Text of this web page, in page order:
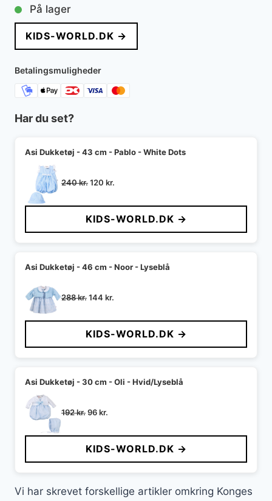
På lager
KIDS-WORLD.DK →
Betalingsmuligheder
Har du set?
Asi Dukketøj - 43 cm - Pablo - White Dots
240kr.Den
pris
var:
240 kr..
120 kr.
pris
er:
120 kr..
KIDS-WORLD.DK →
Asi Dukketøj - 46 cm - Noor - Lyseblå
288kr.Den
pris
var:
288 kr..
144 kr.
pris
er:
144 kr..
KIDS-WORLD.DK →
Asi Dukketøj - 30 cm - Oli - Hvid/Lyseblå
192kr.Den
pris
var:
192 kr..
96kr.
pris
er:
96 kr..
KIDS-WORLD.DK →
Vi har skrevet forskellige artikler omkring Konges